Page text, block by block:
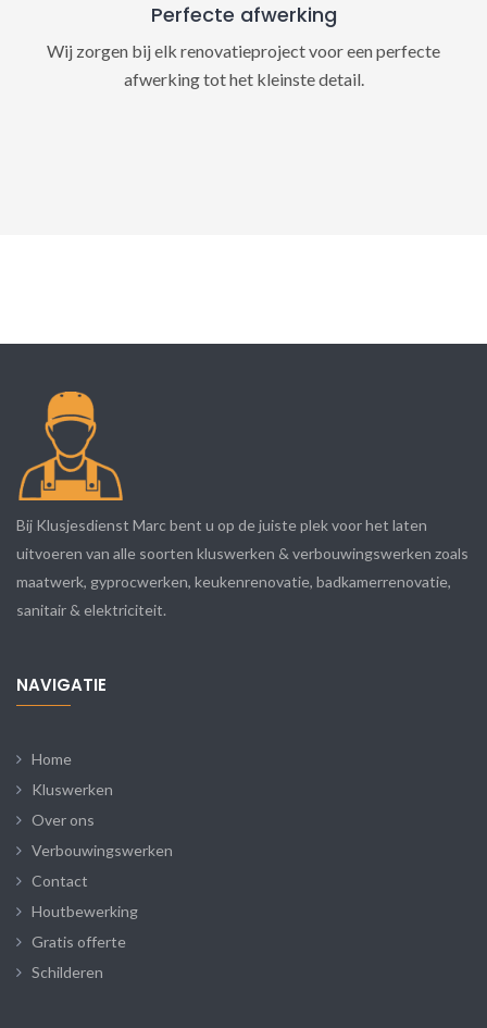
Perfecte afwerking
Wij zorgen bij elk renovatieproject voor een perfecte
afwerking tot het kleinste detail.
Bij Klusjesdienst Marc bent u op de juiste plek voor het laten
uitvoeren van alle soorten kluswerken & verbouwingswerken zoals
maatwerk, gyprocwerken, keukenrenovatie, badkamerrenovatie,
sanitair & elektriciteit.
NAVIGATIE
Home
Kluswerken
Over ons
Verbouwingswerken
Contact
Houtbewerking
Gratis offerte
Schilderen